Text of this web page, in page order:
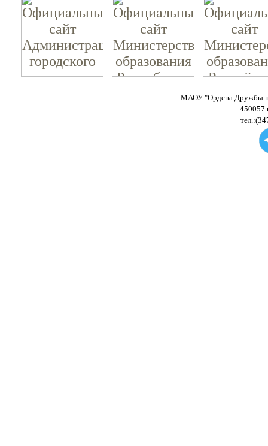
МАОУ "Ордена Дружбы
450057